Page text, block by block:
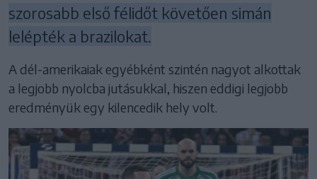
szorosabb első félidőt követően simán
lelépték a brazilokat.
A dél-amerikaiak egyébként szintén nagyot alkottak
a legjobb nyolcba jutásukkal, hiszen eddigi legjobb
eredményük egy kilencedik hely volt.